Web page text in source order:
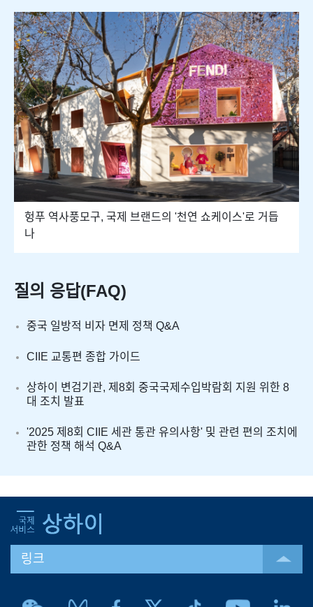
헝푸 역사풍모구, 국제 브랜드의 '천연 쇼케이스'로 거듭
나
질의 응답(FAQ)
중국 일방적 비자 면제 정책 Q&A
CIIE 교통편 종합 가이드
상하이 변검기관, 제8회 중국국제수입박람회 지원 위한 8
대 조치 발표
'2025 제8회 CIIE 세관 통관 유의사항' 및 관련 편의 조치에
관한 정책 해석 Q&A
링크